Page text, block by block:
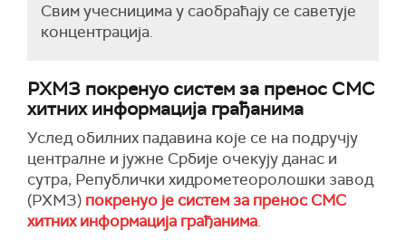
Свим учесницима у саобраћају се саветује
концентрација.
РХМЗ покренуо систем за пренос СМС
хитних информација грађанима
Услед обилних падавина које се на подручју
централне и јужне Србије очекују данас и
сутра, Републички хидрометеоролошки завод
(РХМЗ) покренуо је систем за пренос СМС
хитних информација грађанима.